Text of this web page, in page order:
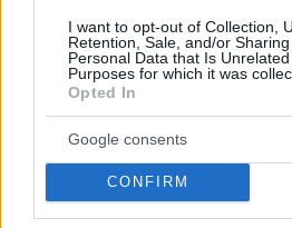
I want to opt-out of Collection,
Retention, Sale, and/or
Personal Data that Is
Purposes for which it was
Opted In
Google consents
CONFIRM
να εντάξετε στη διατροφή σας.